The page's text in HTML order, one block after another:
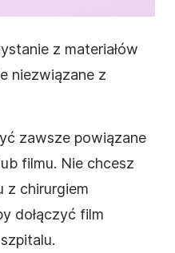
z materiałów
niezwiązane z
zawsze powiązane
filmu. Nie chcesz
z chirurgiem
dołączyć film